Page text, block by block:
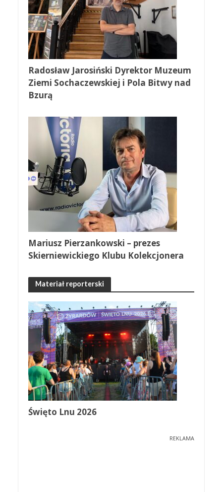
Radosław Jarosiński Dyrektor Muzeum
Ziemi Sochaczewskiej i Pola Bitwy nad
Bzurą
Mariusz Pierzankowski – prezes
Skierniewickiego Klubu Kolekcjonera
Materiał reporterski
Święto Lnu 2026
REKLAMA